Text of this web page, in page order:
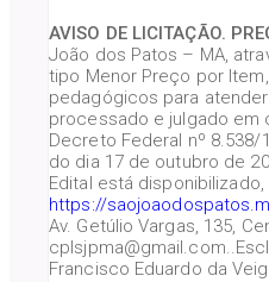
AVISO DE LICITAÇÃO.
João dos Patos – MA,
tipo Menor Preço por
pedagógicos para
processado e julgado em
Decreto Federal nº
do dia 17 de outubro de
Edital está
https://
Av. Getúlio Vargas, 135,
Francisco Eduardo da